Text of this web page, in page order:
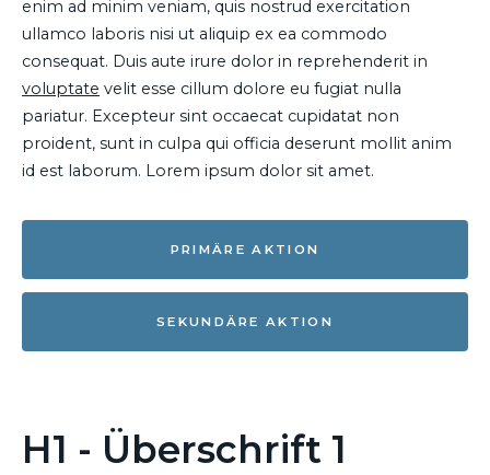
enim ad minim veniam, quis nostrud exercitation
ullamco laboris nisi ut aliquip ex ea commodo
consequat. Duis aute irure dolor in reprehenderit in
voluptate velit esse cillum dolore eu fugiat nulla
pariatur. Excepteur sint occaecat cupidatat non
proident, sunt in culpa qui officia deserunt mollit anim
id est laborum. Lorem ipsum dolor sit amet.
PRIMÄRE AKTION
SEKUNDÄRE AKTION
H1 - Überschrift 1